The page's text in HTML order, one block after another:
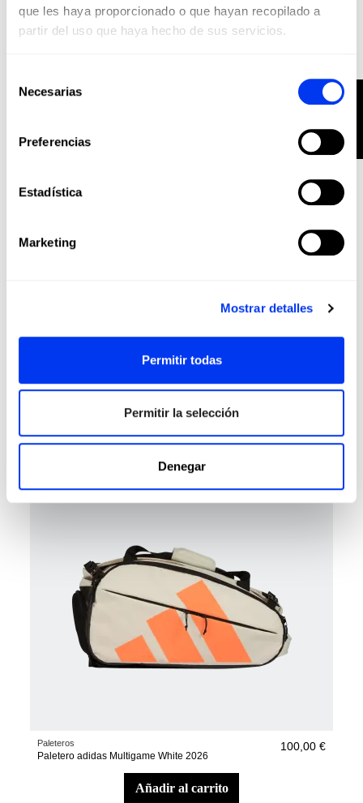
que les haya proporcionado o que hayan recopilado a
partir del uso que haya hecho de sus servicios.
Necesarias
Preferencias
Estadística
Marketing
Mostrar detalles
Permitir todas
Permitir la selección
Denegar
Paletero adidas Control White 2026
45,00 €
Paleteros
Paletero adidas Multigame White 2026
100,00 €
añadir al carrito